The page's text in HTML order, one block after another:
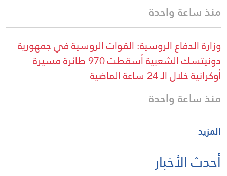
منذ ساعة واحدة
وزارة الدفاع الروسية: القوات الروسية في جمهورية
دونيتسك الشعبية أسقطت 970 طائرة مسيرة
أوكرانية خلال الـ 24 ساعة الماضية
منذ ساعة واحدة
المزيد
أحدث الأخبار